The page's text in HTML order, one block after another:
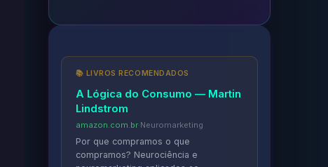
📚 LIVROS RECOMENDADOS
A Lógica do Consumo — Martin
Lindstrom
amazon.com.br·Neuromarketing
Por que compramos o que
compramos? Neurociência e